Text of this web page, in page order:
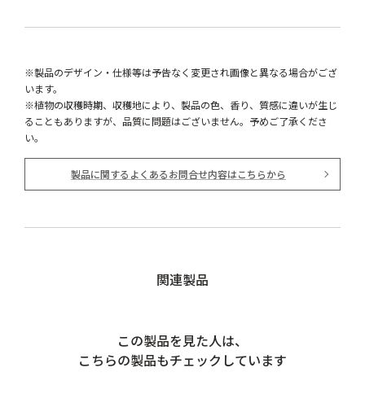
※製品のデザイン・仕様等は予告なく変更され画像と異なる場合がござ
います。
※植物の収穫時期、収穫地により、製品の色、香り、質感に違いが生じ
ることもありますが、品質に問題はございません。予めご了承くださ
い。
製品に関するよくあるお問合せ内容はこちらから
関連製品
この製品を見た人は、
こちらの製品もチェックしています